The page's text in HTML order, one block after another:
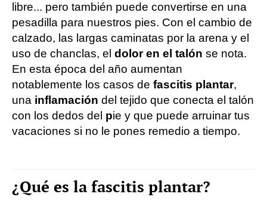
libre... pero también puede convertirse en una
pesadilla para nuestros pies. Con el cambio de
calzado, las largas caminatas por la arena y el
uso de chanclas, el dolor en el talón se nota.
En esta época del año aumentan
notablemente los casos de fascitis plantar,
una inflamación del tejido que conecta el talón
con los dedos del pie y que puede arruinar tus
vacaciones si no le pones remedio a tiempo.
¿Qué es la fascitis plantar?